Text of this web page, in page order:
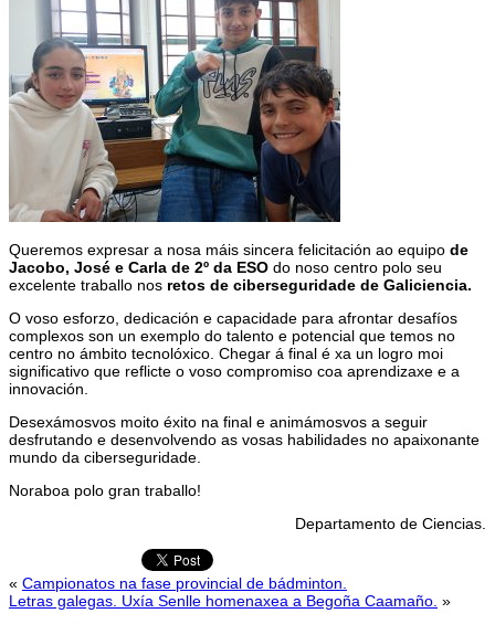
Queremos expresar a nosa máis sincera felicitación ao equipo de
Jacobo, José e Carla de 2º da ESO do noso centro polo seu
excelente traballo nos retos de ciberseguridade de Galiciencia.
O voso esforzo, dedicación e capacidade para afrontar desafíos
complexos son un exemplo do talento e potencial que temos no
centro no ámbito tecnolóxico. Chegar á final é xa un logro moi
significativo que reflicte o voso compromiso coa aprendizaxe e a
innovación.
Desexámosvos moito éxito na final e animámosvos a seguir
desfrutando e desenvolvendo as vosas habilidades no apaixonante
mundo da ciberseguridade.
Noraboa polo gran traballo!
Departamento de Ciencias.
« Campionatos na fase provincial de bádminton.
Letras galegas. Uxía Senlle homenaxea a Begoña Caamaño. »